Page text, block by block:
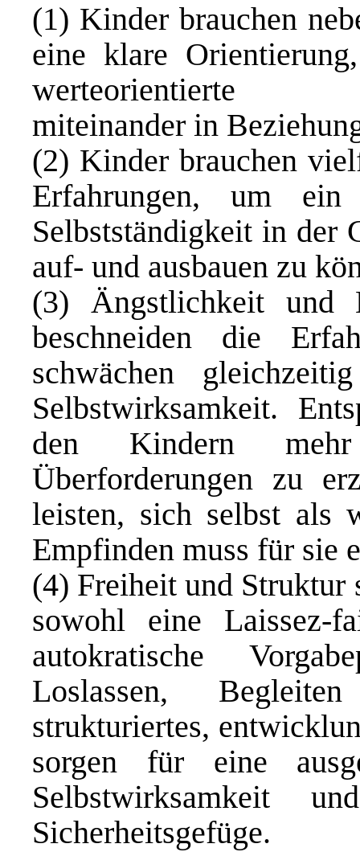
(1) Kinder brauchen
eine klare
werteorientierte
miteinander in
(2) Kinder brauchen
Erfahrungen, um
Selbstständigkeit in der
auf- und ausbauen zu
(3) Ängstlichkeit und
beschneiden die
schwächen
Selbstwirksamkeit.
den Kindern
Überforderungen zu
leisten, sich selbst als
Empfinden muss für sie
(4) Freiheit und Struktur
sowohl eine Laissez-
autokratische
Loslassen,
strukturiertes,
sorgen für eine
Selbstwirksamkeit
Sicherheitsgefüge.